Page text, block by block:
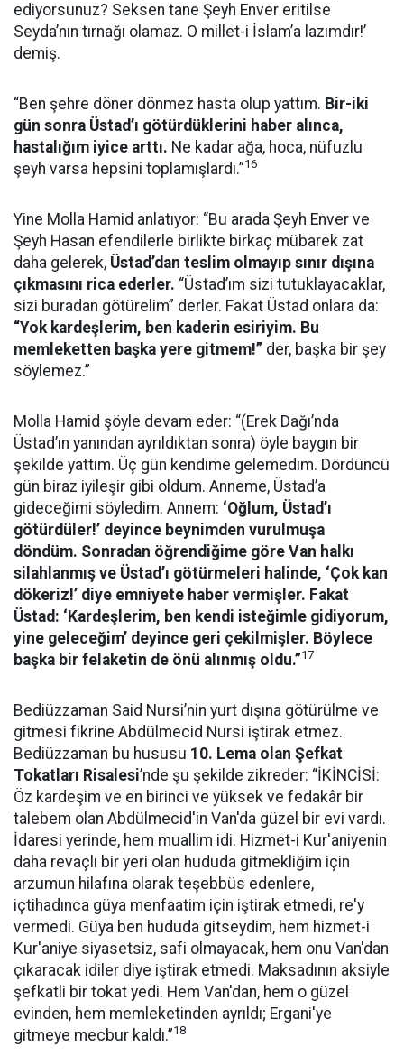
ediyorsunuz? Seksen tane Şeyh Enver eritilse
Seyda’nın tırnağı olamaz. O millet-i İslam’a lazımdır!’
demiş.
“Ben şehre döner dönmez hasta olup yattım. Bir-iki
gün sonra Üstad’ı götürdüklerini haber alınca,
hastalığım iyice arttı. Ne kadar ağa, hoca, nüfuzlu
şeyh varsa hepsini toplamışlardı.”16
Yine Molla Hamid anlatıyor: “Bu arada Şeyh Enver ve
Şeyh Hasan efendilerle birlikte birkaç mübarek zat
daha gelerek, Üstad’dan teslim olmayıp sınır dışına
çıkmasını rica ederler. “Üstad’ım sizi tutuklayacaklar,
sizi buradan götürelim” derler. Fakat Üstad onlara da:
“Yok kardeşlerim, ben kaderin esiriyim. Bu
memleketten başka yere gitmem!” der, başka bir şey
söylemez.”
Molla Hamid şöyle devam eder: “(Erek Dağı’nda
Üstad’ın yanından ayrıldıktan sonra) öyle baygın bir
şekilde yattım. Üç gün kendime gelemedim. Dördüncü
gün biraz iyileşir gibi oldum. Anneme, Üstad’a
gideceğimi söyledim. Annem: ‘Oğlum, Üstad’ı
götürdüler!’ deyince beynimden vurulmuşa
döndüm. Sonradan öğrendiğime göre Van halkı
silahlanmış ve Üstad’ı götürmeleri halinde, ‘Çok kan
dökeriz!’ diye emniyete haber vermişler. Fakat
Üstad: ‘Kardeşlerim, ben kendi isteğimle gidiyorum,
yine geleceğim’ deyince geri çekilmişler. Böylece
başka bir felaketin de önü alınmış oldu.”17
Bediüzzaman Said Nursi’nin yurt dışına götürülme ve
gitmesi fikrine Abdülmecid Nursi iştirak etmez.
Bediüzzaman bu hususu 10. Lema olan Şefkat
Tokatları Risalesi’nde şu şekilde zikreder: “İKİNCİSİ:
Öz kardeşim ve en birinci ve yüksek ve fedakâr bir
talebem olan Abdülmecid'in Van'da güzel bir evi vardı.
İdaresi yerinde, hem muallim idi. Hizmet-i Kur'aniyenin
daha revaçlı bir yeri olan hududa gitmekliğim için
arzumun hilafına olarak teşebbüs edenlere,
içtihadınca güya menfaatim için iştirak etmedi, re'y
vermedi. Güya ben hududa gitseydim, hem hizmet-i
Kur'aniye siyasetsiz, safi olmayacak, hem onu Van'dan
çıkaracak idiler diye iştirak etmedi. Maksadının aksiyle
şefkatli bir tokat yedi. Hem Van'dan, hem o güzel
evinden, hem memleketinden ayrıldı; Ergani'ye
gitmeye mecbur kaldı.”18